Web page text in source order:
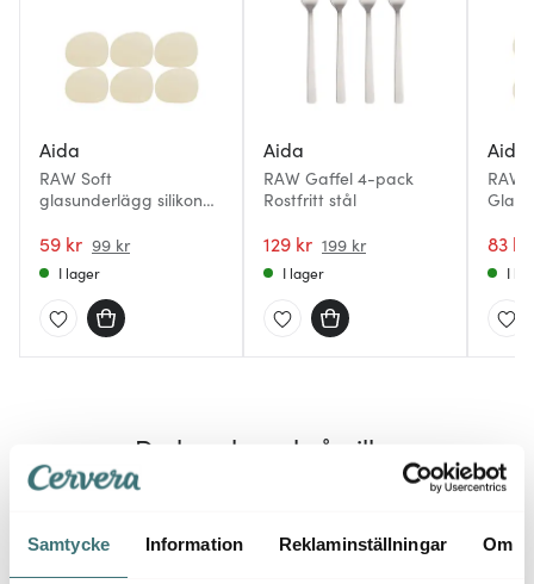
Samtycke Information Reklaminställningar Om
Aida
RAW Soft
glasunderlägg silikon
59 kr 99 kr
I lager
Aida
RAW Gaffel 4-pack
Rostfritt stål
129 kr 199 kr
I lager
Aida
RAW
83 kr
I
Du kanske också gillar